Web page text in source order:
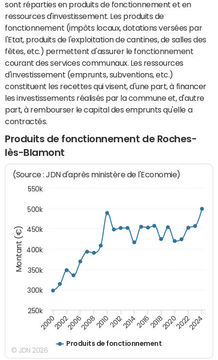
sont réparties en produits de fonctionnement et en
ressources d'investissement. Les produits de
fonctionnement (impôts locaux, dotations versées par
l'Etat, produits de l'exploitation de cantines, de salles des
fêtes, etc.) permettent d'assurer le fonctionnement
courant des services communaux. Les ressources
d'investissement (emprunts, subventions, etc.)
constituent les recettes qui visent, d'une part, à financer
les investissements réalisés par la commune et, d'autre
part, à rembourser le capital des emprunts qu'elle a
contractés.
Produits de fonctionnement de Roches-
lès-Blamont
Montant (€)
(Source : JDN d'après ministère de l'Economie)
Produits de fonctionnement
200020022006200820102012201420162018202020222024
250k
300k
350k
400k
450k
500k
550k
© JDN 2026